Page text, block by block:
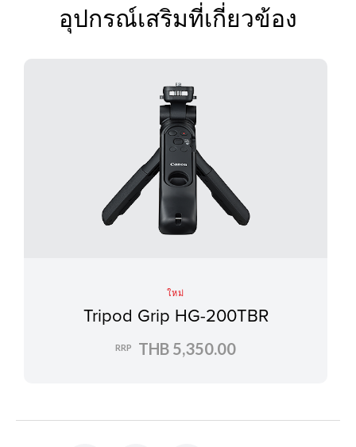
อุปกรณ์เสริมที่เกี่ยวข้อง
ใหม่
Tripod Grip HG-200TBR
RRP THB 5,350.00